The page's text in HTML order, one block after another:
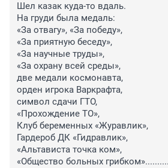
Шел казак куда-то вдаль.
На груди была медаль:
«За отвагу», «За победу»,
«За приятную беседу»,
«За научные труды»,
«За охрану всей среды»,
две медали космонавта,
орден игрока Варкрафта,
символ сдачи ГТО,
«Прохождение ТО»,
Клуб беременных «Журавлик»,
Гардероб ДК «Гидравлик»,
«Альтависта точка ком»,
«Общество больных